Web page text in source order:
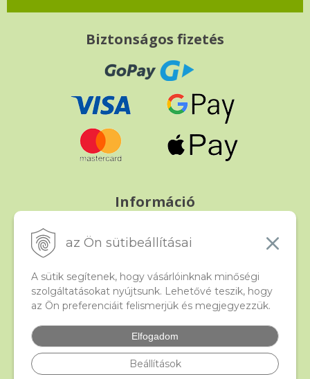
az Ön sütibeállításai
A sütik segítenek, hogy vásárlóinknak minőségi
szolgáltatásokat nyújtsunk. Lehetővé teszik, hogy
az Ön preferenciáit felismerjük és megjegyezzük.
Elfogadom
Beállítások
Biztonságos fizetés
Információ
Panasz, árucsere és visszáru
Beado
Kapcsolat
Gyakori kérdések
Facebook